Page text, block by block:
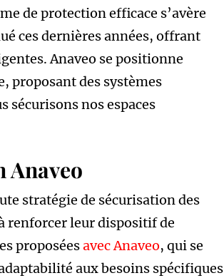
de protection efficace s’avère
ces dernières années, offrant
Anaveo se positionne
proposant des systèmes
nos espaces
Anaveo
stratégie de sécurisation des
renforcer leur dispositif de
proposéesavec Anaveo, qui se
aux besoins spécifiques